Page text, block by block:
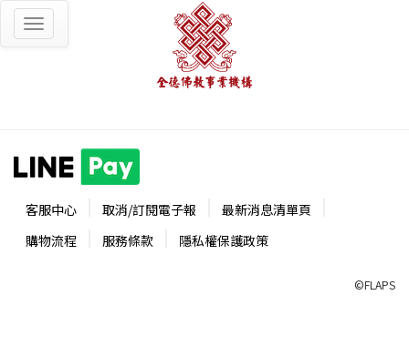
Toggle
navigation
客服中心 取消/訂閱電子報
最新消息清單頁
購物流程
服務條款 隱私權保護政策
©FLAPS